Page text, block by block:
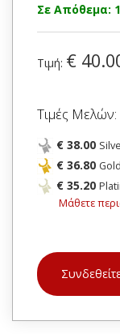
Σε Απόθεμα: 1
Τιμή: €
Τιμές Μελών:
€ 38.00
€ 36.80
€ 35.20
Μάθετε